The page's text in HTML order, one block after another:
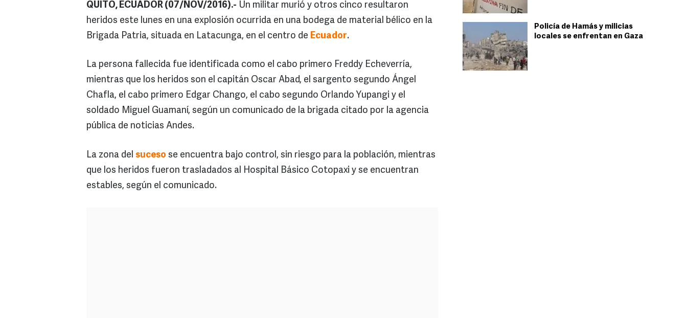
Policía de Hamás y milicias
locales se enfrentan en Gaza
QUITO, ECUADOR (07/NOV/2016).- Un militar murió y otros cinco resultaron
heridos este lunes en una explosión ocurrida en una bodega de material bélico en la
Brigada Patria, situada en Latacunga, en el centro de Ecuador.
La persona fallecida fue identificada como el cabo primero Freddy Echeverría,
mientras que los heridos son el capitán Oscar Abad, el sargento segundo Ángel
Chafla, el cabo primero Edgar Chango, el cabo segundo Orlando Yupangi y el
soldado Miguel Guamaní, según un comunicado de la brigada citado por la agencia
pública de noticias Andes.
La zona del suceso se encuentra bajo control, sin riesgo para la población, mientras
que los heridos fueron trasladados al Hospital Básico Cotopaxi y se encuentran
estables, según el comunicado.